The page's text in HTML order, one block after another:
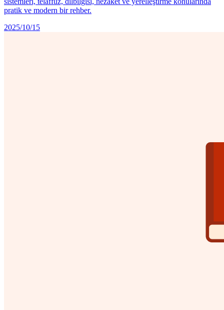
pratik ve modern bir rehber.
2025/10/15